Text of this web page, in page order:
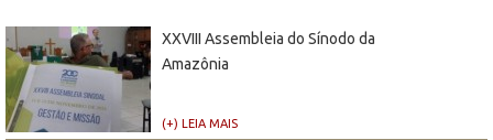
XXVIII Assembleia do Sínodo da
Amazônia
(+) LEIA MAIS